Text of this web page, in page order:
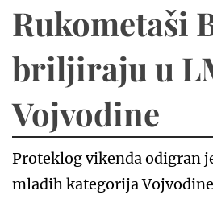
Rukometaši
briljiraju u
Vojvodine
Proteklog vikenda odigran
mlađih kategorija